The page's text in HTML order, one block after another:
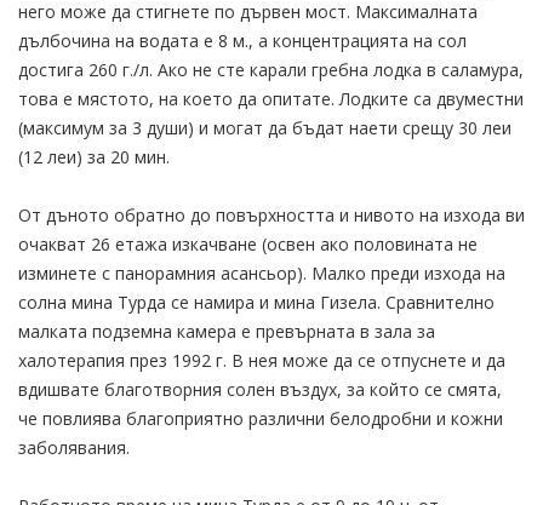
него може да стигнете по дървен мост. Максималната
дълбочина на водата е 8 м., а концентрацията на сол
достига 260 г./л. Ако не сте карали гребна лодка в саламура,
това е мястото, на което да опитате. Лодките са двуместни
(максимум за 3 души) и могат да бъдат наети срещу 30 леи
(12 леи) за 20 мин.
От дъното обратно до повърхността и нивото на изхода ви
очакват 26 етажа изкачване (освен ако половината не
изминете с панорамния асансьор). Малко преди изхода на
солна мина Турда се намира и мина Гизела. Сравнително
малката подземна камера е превърната в зала за
халотерапия през 1992 г. В нея може да се отпуснете и да
вдишвате благотворния солен въздух, за който се смята,
че повлиява благоприятно различни белодробни и кожни
заболявания.